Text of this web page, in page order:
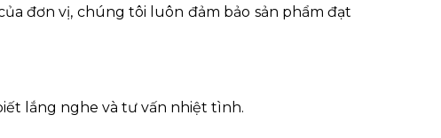
đơn vị, chúng tôi luôn đảm bảo sản phẩm đạt
lắng nghe và tư vấn nhiệt tình.